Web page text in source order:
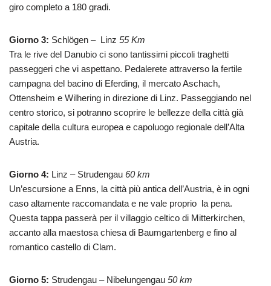
giro completo a 180 gradi.
Giorno 3: Schlögen – Linz 55 Km
Tra le rive del Danubio ci sono tantissimi piccoli traghetti
passeggeri che vi aspettano. Pedalerete attraverso la fertile
campagna del bacino di Eferding, il mercato Aschach,
Ottensheim e Wilhering in direzione di Linz. Passeggiando nel
centro storico, si potranno scoprire le bellezze della città già
capitale della cultura europea e capoluogo regionale dell’Alta
Austria.
Giorno 4: Linz – Strudengau 60 km
Un’escursione a Enns, la città più antica dell’Austria, è in ogni
caso altamente raccomandata e ne vale proprio la pena.
Questa tappa passerà per il villaggio celtico di Mitterkirchen,
accanto alla maestosa chiesa di Baumgartenberg e fino al
romantico castello di Clam.
Giorno 5: Strudengau – Nibelungengau 50 km